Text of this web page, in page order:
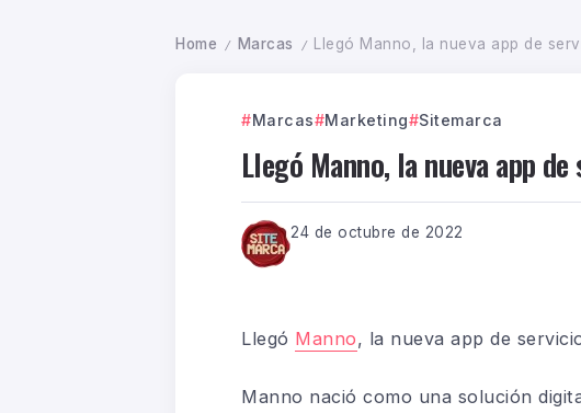
Home / Marcas / Llegó Manno, la nueva app de
Marcas Marketing Sitemarca
Llegó Manno, la nueva app
24 de octubre de 2022
Llegó Manno, la nueva app de
Manno nació como una solución